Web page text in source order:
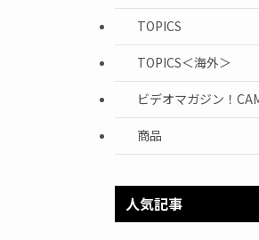
TOPICS
TOPICS＜海外＞
ビデオマガジン！
商品
人気記事